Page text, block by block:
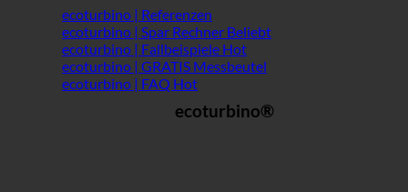
ecoturbino | Referenzen
ecoturbino | Spar Rechner
ecoturbino | Fallbeispiele
ecoturbino | GRATIS Messbeutel
ecoturbino | FAQ
ecoturbino®